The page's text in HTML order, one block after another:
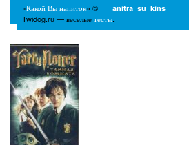
«Какой Вы напиток» © anitra_su_kins
Twidog.ru — веселыетесты.